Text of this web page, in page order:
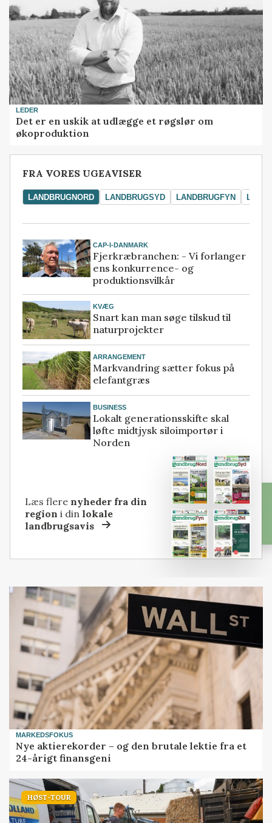
LEDER
Det er en uskik at udlægge et røgslør om
økoproduktion
FRA VORES UGEAVISER
LANDBRUGNORD LANDBRUGSYD LANDBRUGFYN
CAP-I-DANMARK
Fjerkræbranchen: - Vi forlanger
ens konkurrence- og
produktionsvilkår
KVÆG
Snart kan man søge tilskud til
naturprojekter
ARRANGEMENT
Markvandring sætter fokus på
elefantgræs
BUSINESS
Lokalt generationsskifte skal
løfte midtjysk siloimportør i
Norden
Læs flere nyheder fra din
region i dinlokale
landbrugsavis
MARKEDSFOKUS
Nye aktierekorder – og den brutale lektie fra et
24-årigt finansgeni
HØST-TOUR